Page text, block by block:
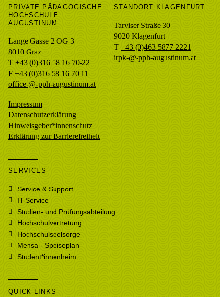
PRIVATE PÄDAGOGISCHE
HOCHSCHULE
AUGUSTINUM
Lange Gasse 2 OG 3
8010 Graz
T +43 (0)316 58 16 70-22
F +43 (0)316 58 16 70 11
office-@-pph-augustinum.at
Impressum
Datenschutzerklärung
Hinweisgeber*innenschutz
Erklärung zur Barrierefreiheit
STANDORT KLAGENFURT
Tarviser Straße 30
9020 Klagenfurt
T +43 (0)463 5877 2221
irpk-@-pph-augustinum.at
SERVICES
Service & Support
IT-Service
Studien- und Prüfungsabteilung
Hochschulvertretung
Hochschulseelsorge
Mensa - Speiseplan
Student*innenheim
QUICK LINKS